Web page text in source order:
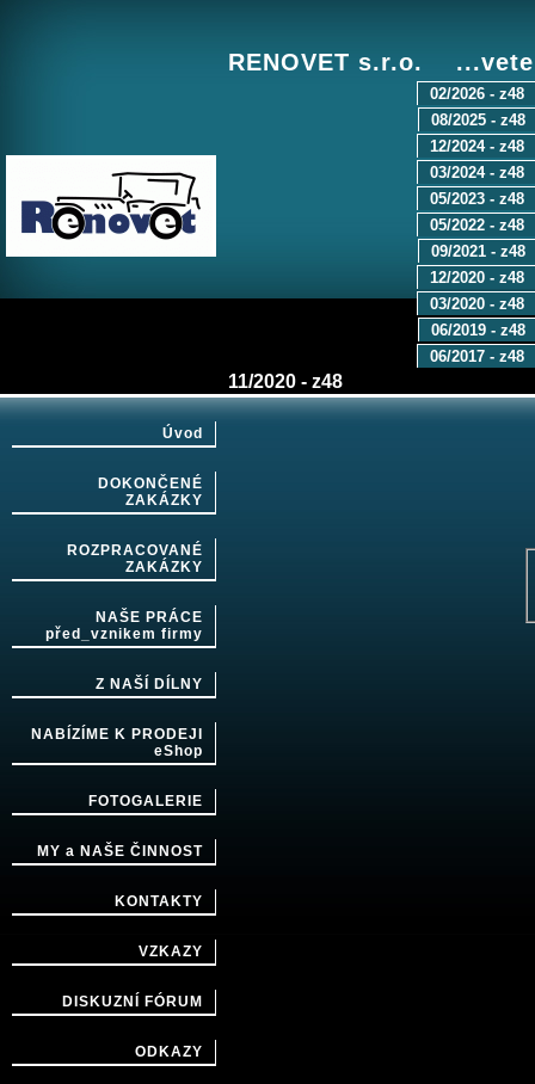
RENOVET s.r.o.
11/2020 - z48
02/2026 - z48
08/2025 - z48
12/2024 - z48
03/2024 - z48
05/2023 - z48
05/2022 - z48
09/2021 - z48
12/2020 - z48
03/2020 - z48
06/2019 - z48
06/2017 - z48
Úvod
DOKONČENÉ
ZAKÁZKY
ROZPRACOVANÉ
ZAKÁZKY
NAŠE PRÁCE
před_vznikem firmy
Z NAŠÍ DÍLNY
NABÍZÍME K PRODEJI
eShop
FOTOGALERIE
MY a NAŠE ČINNOST
KONTAKTY
VZKAZY
DISKUZNÍ FÓRUM
ODKAZY